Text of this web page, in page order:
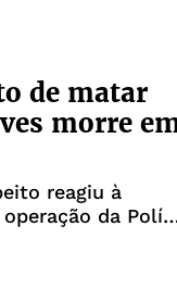
de matar
morre
reagiu à
da